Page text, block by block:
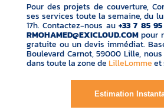
Pour des projets de couverture,
ses services toute la semaine, du
17h. Contactez-nous au +33 7 85
RMOHAMED@EXICLOUD.COMpour
gratuite ou un devis immédiat.
Boulevard Carnot, 59000 Lille,
dans toute la zone deLilleLommeet
Estimation